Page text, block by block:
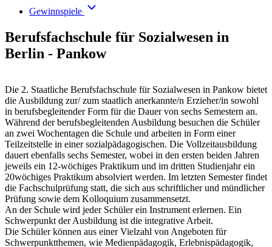
Gewinnspiele
Berufsfachschule für Sozialwesen in
Berlin - Pankow
Die 2. Staatliche Berufsfachschule für Sozialwesen in Pankow bietet
die Ausbildung zur/ zum staatlich anerkannte/n Erzieher/in sowohl
in berufsbegleitender Form für die Dauer von sechs Semestern an.
Während der berufsbegleitenden Ausbildung besuchen die Schüler
an zwei Wochentagen die Schule und arbeiten in Form einer
Teilzeitstelle in einer sozialpädagogischen. Die Vollzeitausbildung
dauert ebenfalls sechs Semester, wobei in den ersten beiden Jahren
jeweils ein 12-wöchiges Praktikum und im dritten Studienjahr ein
20wöchiges Praktikum absolviert werden. Im letzten Semester findet
die Fachschulprüfung statt, die sich aus schriftlicher und mündlicher
Prüfung sowie dem Kolloquium zusammensetzt.
An der Schule wird jeder Schüler ein Instrument erlernen. Ein
Schwerpunkt der Ausbildung ist die integrative Arbeit.
Die Schüler können aus einer Vielzahl von Angeboten für
Schwerpunktthemen, wie Medienpädagogik, Erlebnispädagogik,